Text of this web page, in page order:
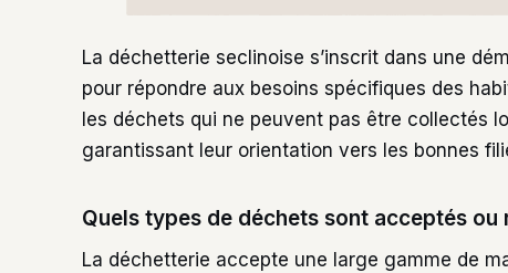
La déchetterie seclinoise s’inscrit dans une
pour répondre aux besoins spécifiques des
les déchets qui ne peuvent pas être collectés
garantissant leur orientation vers les bonnes
Quels types de déchets sont acceptés ou
La déchetterie accepte une large gamme de